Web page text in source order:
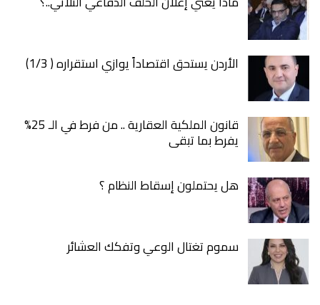
الأردن يستحق اقتصاداً يوازي استقراره ( 1/3)
قانون الملكية العقارية .. من فرط في الـ 25%
يفرط بما تبقى
هل يحتملون إسقاط النظام ؟
سموم تغتال الوعي وتفكك العشائر